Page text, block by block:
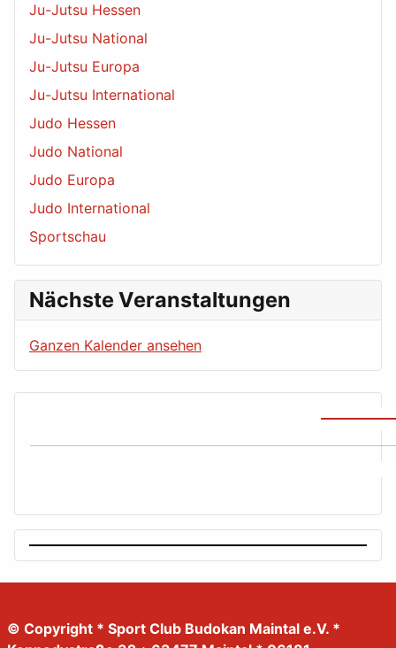
Ju-Jutsu Hessen
Ju-Jutsu National
Ju-Jutsu Europa
Ju-Jutsu International
Judo Hessen
Judo National
Judo Europa
Judo International
Sportschau
Nächste Veranstaltungen
Ganzen Kalender ansehen
© Copyright * Sport Club Budokan Maintal e.V. *